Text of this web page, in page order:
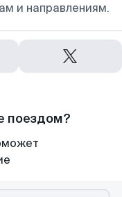
и направлениям.
поездом?